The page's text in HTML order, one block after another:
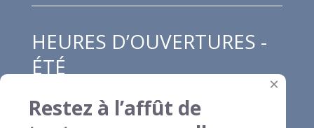
HEURES D’OUVERTURES -
ÉTÉ
Lundi au jeudi : 8h00 à 12h00 et de 13h00
×
Restez à l’affût de